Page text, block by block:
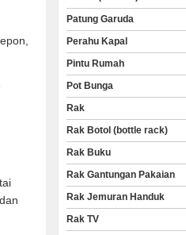
Patung Garuda
Perahu Kapal
Pintu Rumah
Pot Bunga
Rak
Rak Botol (bottle rack)
Rak Buku
Rak Gantungan Pakaian
Rak Jemuran Handuk
Rak TV